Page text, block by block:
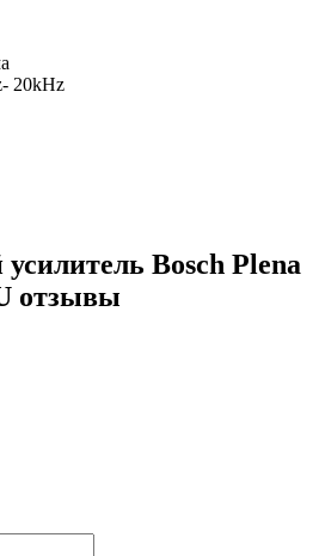
20kHz
Bosch Plena
отзывы